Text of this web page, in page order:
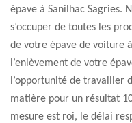
épave à Sanilhac Sagries.
s’occuper de toutes les
de votre épave de voiture
l’enlèvement de votre
l’opportunité de travailler
matière pour un résultat
mesure est roi, le délai